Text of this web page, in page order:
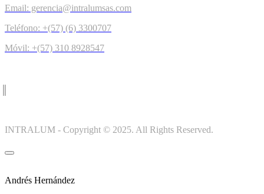
Email: gerencia@intralumsas.com
Teléfono: +(57) (6) 3300707
Móvil: +(57) 310 8928547
INTRALUM - Copyright © 2025. All Rights Reserved.
Andrés Hernández